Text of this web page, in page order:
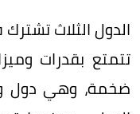
الدول الثلاث
تتمتع بقدرات
ضخمة، وهي دول